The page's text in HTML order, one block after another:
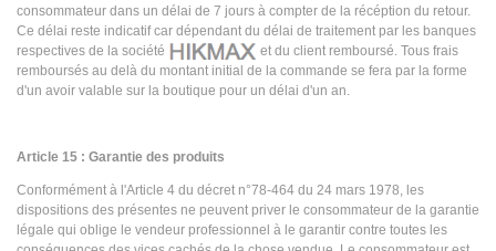
consommateur dans un délai de 7 jours à compter de la récéption du retour.
Ce délai reste indicatif car dépendant du délai de traitement par les banques
respectives de la société
et du client remboursé. Tous frais
remboursés au delà du montant initial de la commande se fera par la forme
d'un avoir valable sur la boutique pour un délai d'un an.
Article 15 : Garantie des produits
Conformément à l'Article 4 du décret n°78-464 du 24 mars 1978, les
dispositions des présentes ne peuvent priver le consommateur de la garantie
légale qui oblige le vendeur professionnel à le garantir contre toutes les